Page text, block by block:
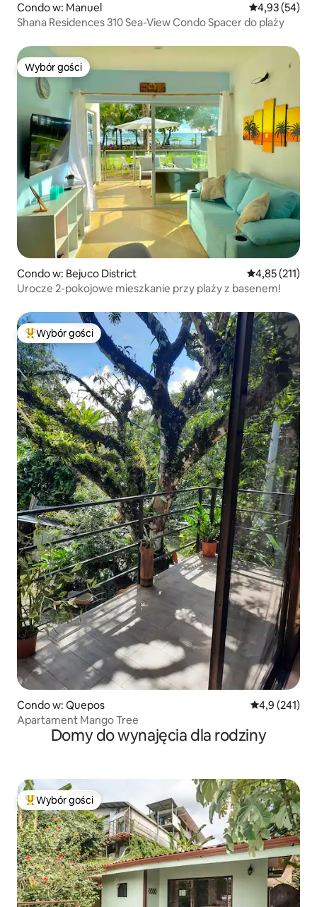
Condo w: Manuel Średnia
4,93 (54)
Shana Residences 310 Sea-View Condo Spacer do plaży
Wybór gości
Wybór gości
Condo w: Bejuco District Średnia
4,85 (211)
Urocze 2-pokojowe mieszkanie przy plaży z basenem!
Najpopularniejsze z kategorii Wybór gości
Wybór gości
Condo w: Quepos Średnia
4,9 (241)
Apartament Mango Tree
Domy do wynajęcia dla rodziny
Najpopularniejsze z kategorii Wybór gości
Wybór gości